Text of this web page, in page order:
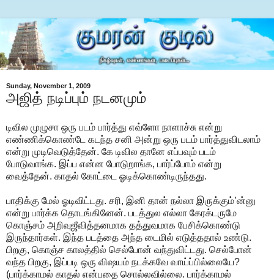
Sunday, November 1, 2009
அஜித் நடிப்பும் நடனமும்
டிவில முழுசா ஒரு படம் பார்த்து எவ்ளோ நாளாச்சு என்று
எண்ணிக்கொண்டே கடந்த சனி அன்று ஒரு படம் பார்த்துவிடலாம்
என்று முடிவெடுத்தேன். கே டிவில தானே எப்பவும் படம்
போடுவாங்க. இப்ப என்ன போடுறாங்க, பார்ப்போம் என்று
வைத்தேன். காதல் கோட்டை ஓடிக்கொண்டிருந்தது.
பாதிக்கு மேல் ஓடிவிட்டது. சரி, இனி தான் நல்லா இருக்கும்’ன்னு
என்று பார்க்க தொடங்கினேன். படத்துல எல்லா கேரக்டருமே
கொஞ்சம் அறிவுஜீவித்தனமாக தத்துவமாக பேசிக்கொண்டு
இருந்தார்கள். இந்த படத்தை அந்த டைமில் எடுத்ததால் உண்டு.
பிறகு, கொஞ்ச காலத்தில் செல்போன் வந்துவிட்டது. செல்போன்
வந்த பிறகு, இப்படி ஒரு விஷயம் நடக்கவே வாய்ப்பில்லையே?
(பார்க்காமல் காதல் என்பதை சொல்லவில்லை. பார்க்காமல்